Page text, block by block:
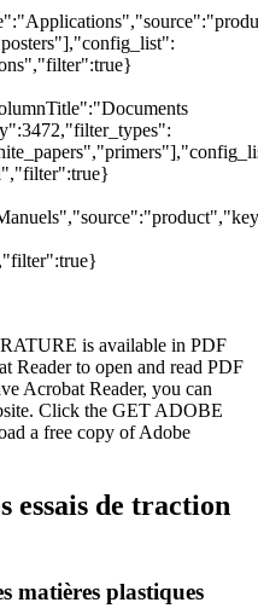
is available in PDF
Reader to open and read PDF
Acrobat Reader, you can
Click the GET ADOBE
a free copy of Adobe
essais de traction
matières plastiques